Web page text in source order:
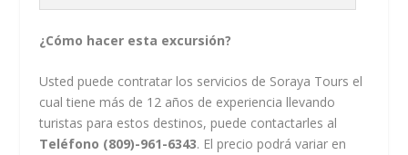
¿Cómo hacer esta excursión?
Usted puede contratar los servicios de Soraya Tours el
cual tiene más de 12 años de experiencia llevando
turistas para estos destinos, puede contactarles al
Teléfono (809)-961-6343. El precio podrá variar en